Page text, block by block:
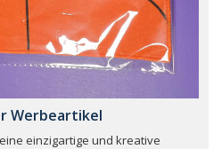
Werbeartikel
einzigartige und kreative